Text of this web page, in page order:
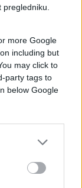
more Google
including but
may click to
party tags to
below Google